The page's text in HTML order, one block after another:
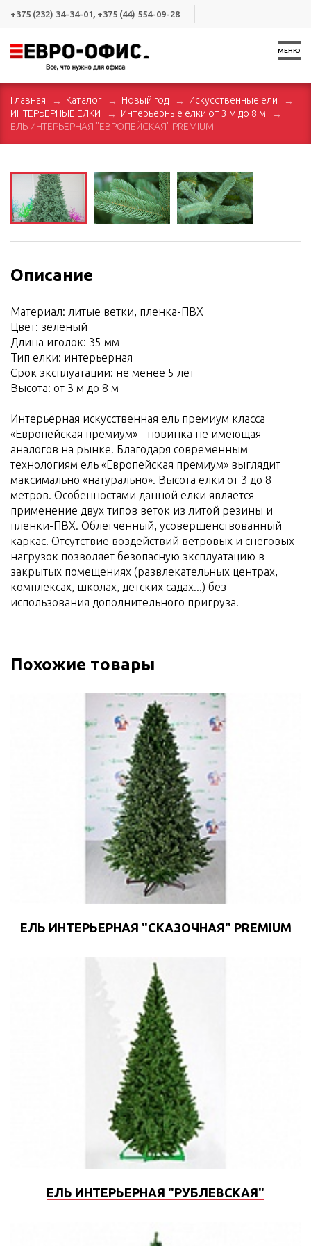
+375 (232) 34-34-01, +375 (44) 554-09-28
МЕНЮ
Главная Каталог Новый год
Искусственные ели
ИНТЕРЬЕРНЫЕ ЁЛКИ
Интерьерные елки от 3 м до 8 м
ЕЛЬ ИНТЕРЬЕРНАЯ "ЕВРОПЕЙСКАЯ" PREMIUM
Описание
Материал: литые ветки, пленка-ПВХ
Цвет: зеленый
Длина иголок: 35 мм
Тип елки: интерьерная
Срок эксплуатации: не менее 5 лет
Высота: от 3 м до 8 м
Интерьерная искусственная ель премиум класса
«Европейская премиум» - новинка не имеющая
аналогов на рынке. Благодаря современным
технологиям ель «Европейская премиум» выглядит
максимально «натурально». Высота елки от 3 до 8
метров. Особенностями данной елки является
применение двух типов веток из литой резины и
пленки-ПВХ. Облегченный, усовершенствованный
каркас. Отсутствие воздействий ветровых и снеговых
нагрузок позволяет безопасную эксплуатацию в
закрытых помещениях (развлекательных центрах,
комплексах, школах, детских садах...) без
использования дополнительного пригруза.
Похожие товары
ЕЛЬ ИНТЕРЬЕРНАЯ "СКАЗОЧНАЯ" PREMIUM
ЕЛЬ ИНТЕРЬЕРНАЯ "РУБЛЕВСКАЯ"